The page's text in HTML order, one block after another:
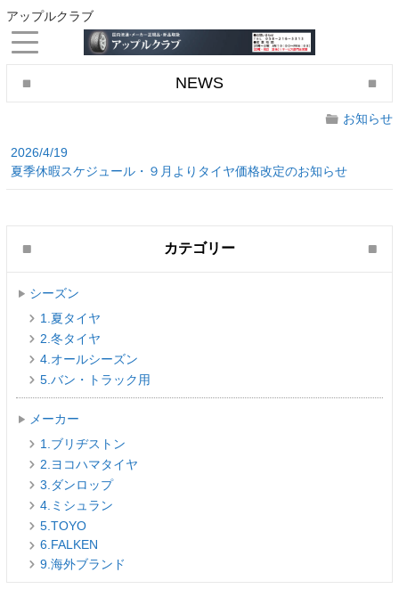
アップルクラブ
NEWS
お知らせ
2026/4/19
夏季休暇スケジュール・９月よりタイヤ価格改定のお知らせ
カテゴリー
シーズン
1.夏タイヤ
2.冬タイヤ
4.オールシーズン
5.バン・トラック用
メーカー
1.ブリヂストン
2.ヨコハマタイヤ
3.ダンロップ
4.ミシュラン
5.TOYO
6.FALKEN
9.海外ブランド